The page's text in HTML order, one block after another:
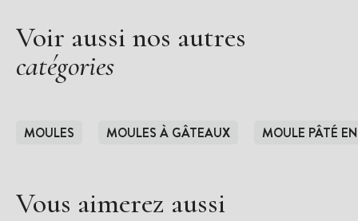
Voir aussi nos autres
catégories
MOULES MOULES À GÂTEAUX MOULE PÂTÉ
Vous aimerez aussi